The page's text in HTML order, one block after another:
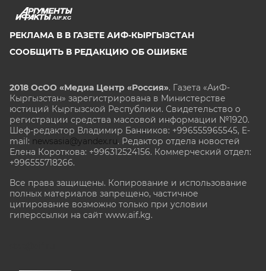
AIF.KG
РЕКЛАМА В В ГАЗЕТЕ АИФ-КЫРГЫЗСТАН
СООБЩИТЬ В РЕДАКЦИЮ ОБ ОШИБКЕ
2018 ОсОО «Медиа Центр «Россия». Газета «АиФ-
Кыргызстан» зарегистрирована в Министерстве
юстиций Кыргызской Республики. Свидетельство о
регистрации средства массовой информации №1920.
Шеф-редактор Владимир Банников: +996555965545, E-
mail: newsasia@yandex.ru. Редактор отдела новостей
Елена Короткова: +996312524156. Коммерческий отдел:
+996555718266.
Все права защищены. Копирование и использование
полных материалов запрещено, частичное
цитирование возможно только при условии
гиперссылки на сайт www.aif.kg.